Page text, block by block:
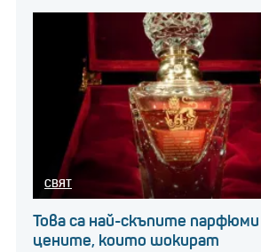
СВЯТ
Това са най-скъпите
цените, които шокират